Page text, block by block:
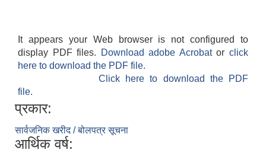
It appears your Web browser is not configured to
display PDF files.
Download adobe Acrobatorclick
here to download the PDF file.
Click here to download the PDF
file.
प्रकार:
सार्वजनिक खरीद / बोलपत्र सूचना
आर्थिक वर्ष: